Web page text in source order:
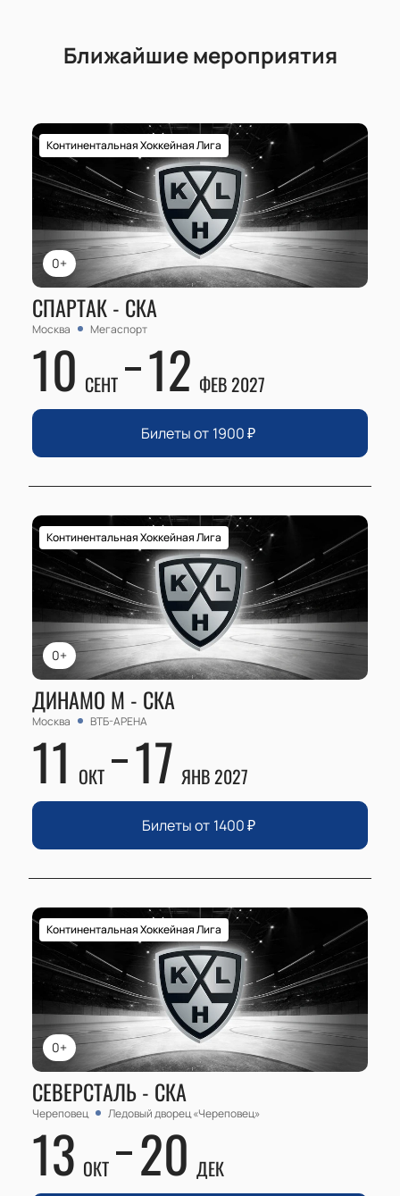
Ближайшие мероприятия
0+
Континентальная Хоккейная Лига
СПАРТАК - СКА
Москва Мегаспорт
10 СЕНТ 12 ФЕВ 2027
Билеты от 1900₽
0+
Континентальная Хоккейная Лига
ДИНАМО М - СКА
Москва ВТБ-АРЕНА
11 ОКТ 17 ЯНВ 2027
Билеты от 1400₽
0+
Континентальная Хоккейная Лига
СЕВЕРСТАЛЬ - СКА
Череповец Ледовый дворец «Череповец»
13 ОКТ 20 ДЕК